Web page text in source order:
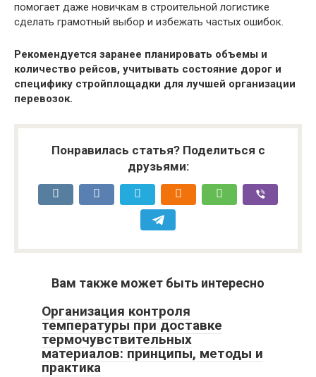
помогает даже новичкам в строительной логистике
сделать грамотный выбор и избежать частых ошибок.
Рекомендуется заранее планировать объемы и
количество рейсов, учитывать состояние дорог и
специфику стройплощадки для лучшей организации
перевозок.
Понравилась статья? Поделиться с
друзьями:
Вам также может быть интересно
Организация контроля
температуры при доставке
термочувствительных
материалов: принципы, методы и
практика